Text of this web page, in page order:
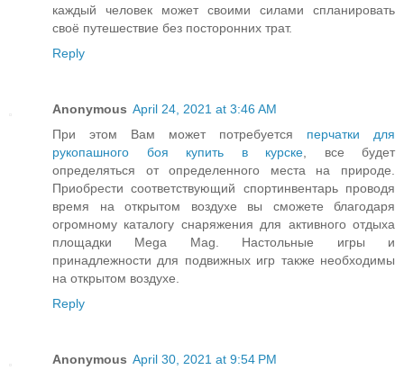
каждый человек может своими силами спланировать
своё путешествие без посторонних трат.
Reply
Anonymous April 24, 2021 at 3:46 AM
При этом Вам может потребуется перчатки для
рукопашного боя купить в курске , все будет
определяться от определенного места на природе.
Приобрести соответствующий спортинвентарь проводя
время на открытом воздухе вы сможете благодаря
огромному каталогу снаряжения для активного отдыха
площадки Mega Mag. Настольные игры и
принадлежности для подвижных игр также необходимы
на открытом воздухе.
Reply
Anonymous April 30, 2021 at 9:54 PM